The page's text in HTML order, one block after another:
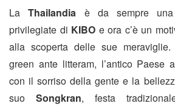
La Thailandia
è da sempre
privilegiate di KIBO e ora c’è un
alla scoperta delle sue
green ante litteram, l’antico Paese
con il sorriso della gente e la
suo
Songkran, festa